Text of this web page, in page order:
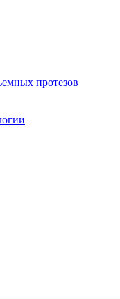
протезов